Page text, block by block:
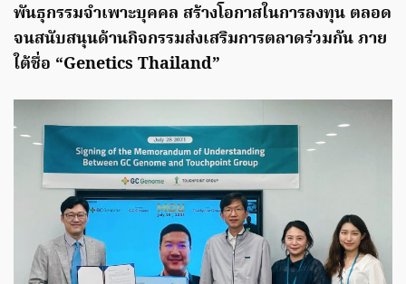
พันธุกรรมจำเพาะบุคคล สร้างโอกาสในการลงทุน ตลอด
จนสนับสนุนด้านกิจกรรมส่งเสริมการตลาดร่วมกัน ภาย
ใต้ชื่อ “Genetics Thailand”